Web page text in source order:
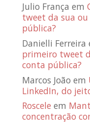
Julio França em
tweet da sua
pública?
Danielli Ferreira
primeiro tweet
conta pública?
Marcos João em
LinkedIn, do
Roscele em
concentração